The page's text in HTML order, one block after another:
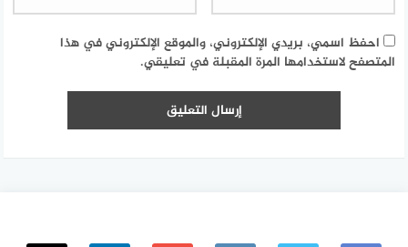
احفظ اسمي، بريدي الإلكتروني، والموقع الإلكتروني في هذا
المتصفح لاستخدامها المرة المقبلة في تعليقي.